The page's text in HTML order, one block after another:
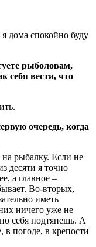
дома спокойно буду
рыболовам,
себя вести, что
очередь, когда
рыбалку. Если не
десяти я точно
а главное –
Во-вторых,
иметь
ничего уже не
себя подтянешь. А
в погоде, в крепости